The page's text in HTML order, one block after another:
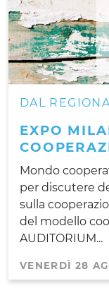
DAL
EXPO
Mondo
per discutere
sulla
del modello
AUDITORIUM...
VENERDÌ 28